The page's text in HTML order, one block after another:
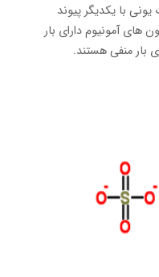
با یکدیگر پیوند
های آمونیوم دارای بار
بار منفی هستند.